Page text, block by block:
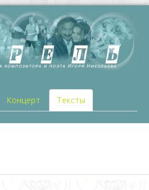
Концерт Тексты